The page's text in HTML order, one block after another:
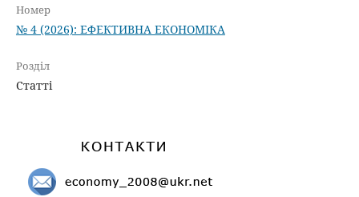
Номер
№ 4 (2026): ЕФЕКТИВНА ЕКОНОМІКА
Розділ
Статті